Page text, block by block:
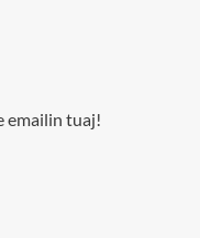
emailin tuaj!